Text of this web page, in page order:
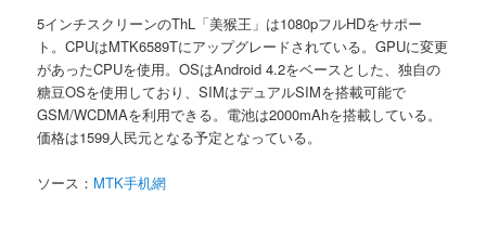
5インチスクリーンのThL「美猴王」は1080pフルHDをサポー
ト。CPUはMTK6589Tにアップグレードされている。GPUに変更
があったCPUを使用。OSはAndroid 4.2をベースとした、独自の
糖豆OSを使用しており、SIMはデュアルSIMを搭載可能で
GSM/WCDMAを利用できる。電池は2000mAhを搭載している。
価格は1599人民元となる予定となっている。
ソース： MTK手机網